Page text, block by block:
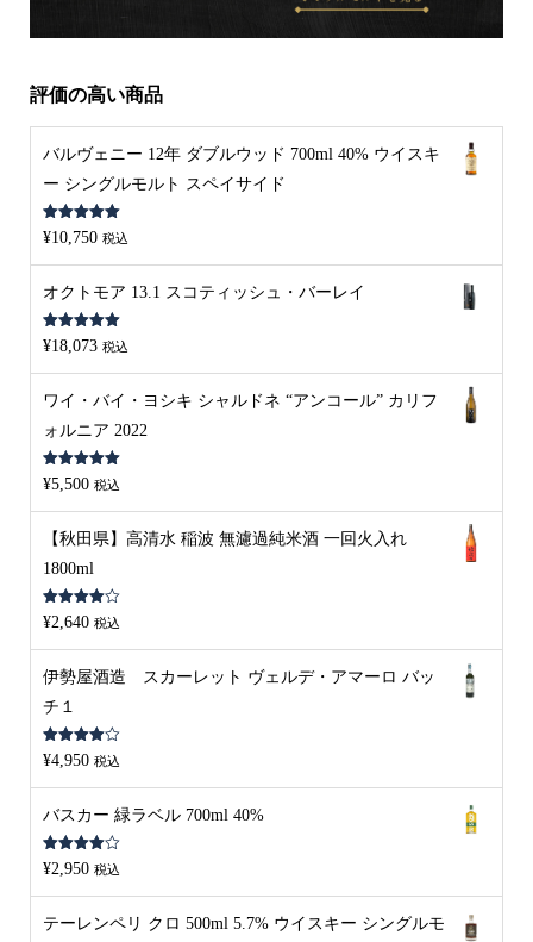
評価の高い商品
バルヴェニー 12年 ダブルウッド 700ml 40% ウイスキ
ー シングルモルト スペイサイド
5段階中5.00
の評価
¥10,750 税込
オクトモア 13.1 スコティッシュ・バーレイ
5段階中5.00
の評価
¥18,073 税込
ワイ・バイ・ヨシキ シャルドネ “アンコール” カリフ
ォルニア 2022
5段階中 5.00
の評価
¥5,500 税込
【秋田県】高清水 稲波 無濾過純米酒 一回火入れ
1800ml
5段階中
4.00の評
¥2,640 税込
伊勢屋酒造 スカーレット ヴェルデ・アマーロ バッ
チ１
5段階中
4.00の評
¥4,950 税込
バスカー 緑ラベル 700ml 40%
5段階中
4.00の評
¥2,950 税込
テーレンペリ クロ 500ml 5.7% ウイスキー シングルモ